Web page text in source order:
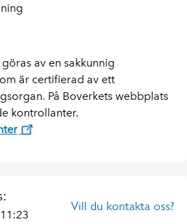
av en sakkunnig
är certifierad av ett
På Boverkets webbplats
kontrollanter.
Vill du kontakta oss?